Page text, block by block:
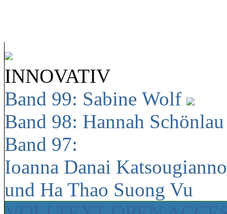
INNOVATIV
Band 99: Sabine Wolf
Band 98: Hannah
Band 97:
Ioanna Danai
und Ha Thao Suong Vu